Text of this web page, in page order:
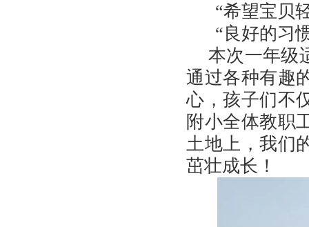
“希望宝贝
“良好的习
本次一年级
通过各种有趣
心，孩子们不
附小全体教职
土地上，我们
茁壮成长！